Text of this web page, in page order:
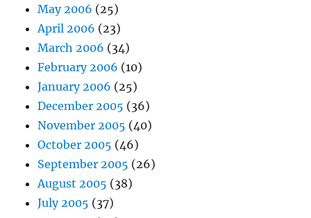
May 2006 (25)
April 2006 (23)
March 2006 (34)
February 2006 (10)
January 2006 (25)
December 2005 (36)
November 2005 (40)
October 2005 (46)
September 2005 (26)
August 2005 (38)
July 2005 (37)